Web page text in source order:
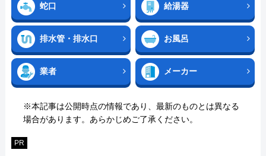
蛇口 給湯器
排水管・排水口 お風呂
業者 メーカー
※本記事は公開時点の情報であり、最新のものとは異なる
場合があります。あらかじめご了承ください。
PR